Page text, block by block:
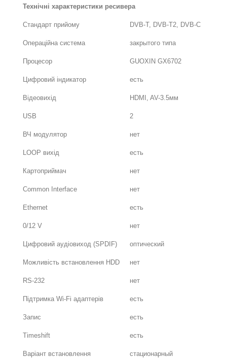
Технічні характеристики ресивера
Стандарт прийому DVB-T, DVB-T2, DVB-C
Операційна система закрытого типа
Процесор GUOXIN GX6702
Цифровий індикатор есть
Відеовихід HDMI, AV-3.5мм
USB 2
ВЧ модулятор нет
LOOP вихід есть
Картоприймач нет
Common Interface нет
Ethernet есть
0/12 V нет
Цифровий аудіовиход (SPDIF) оптический
Можливість встановлення HDD нет
RS-232 нет
Підтримка Wi-Fi адаптерів есть
Запис есть
Timeshift есть
Варіант встановлення стационарный